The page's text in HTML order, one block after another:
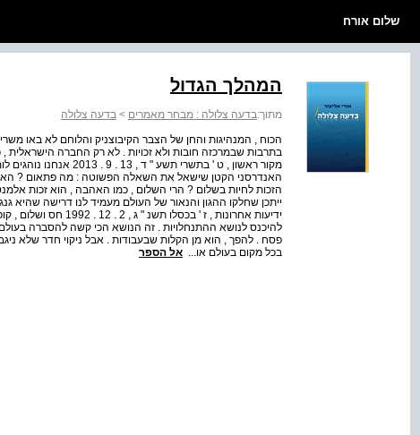
שלום אורח
המהלך הגדול
מתוך:בדעה צלולה : מבחר מאמרים > בדעה צלולה
הכוח , המנהיגות והחן של הצבר הקיבוצניק והלוחם לא באו
בתרבות שבמרכזה חובות ולא זכויות . לא רק החברה הישראלית
מקור ראשון , ט ' בתשרי
האנדרסני הקטן שישאל את השאלה הפשוטה : מה פתאום ?
הזכות לחיות בשלום ? הרי השלום , כמו האהבה , הוא זכות
ייתכן שחלקו ההגון והנאור של העולם מעמיד לנו דרישה
ידיעות אחרונות , ז '
להיכנס לנושא ההתנחלויות . זה הנושא הכי קשה להסברה
פסח . להפך , הוא מן הקלות שבעבודות . אבל ניקוי חדר שלא
בכל מקום בעולם או... אל הספר